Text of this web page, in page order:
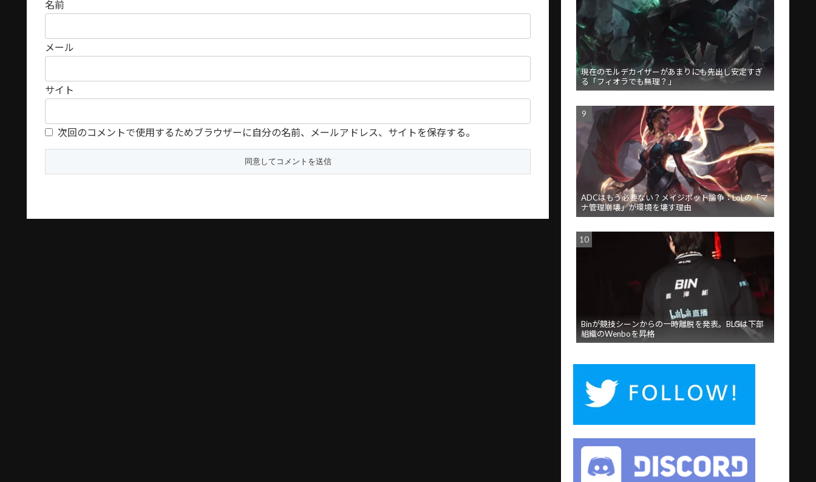
名前
メール
サイト
次回のコメントで使用するためブラウザーに自分の名前、メールアドレス、サイトを保存する。
現在のモルデカイザーがあまりにも先出し安定すぎ
る「フィオラでも無理？」
ADCはもう必要ない？メイジボット論争：LoLの「マ
ナ管理崩壊」が環境を壊す理由
Binが競技シーンからの一時離脱を発表。BLGは下部
組織のWenboを昇格